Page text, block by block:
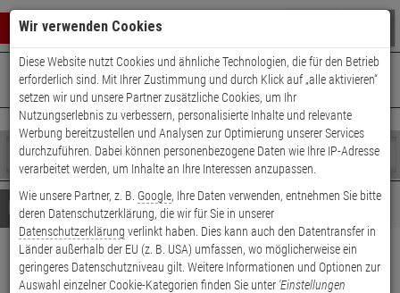
Warenkorb schließen
0 ARTIKEL IM WARENKORB
Ihr Warenkorb ist momentan leer.
Ergebnisse ()
Shop
durchsuchen
Bitte
geben
Sie
mindestens
Zeichen
ein,
Es
wurde
noch
Kategorien
Suche
gestartet
+49 (0)821 899 493-0Mo. - Do.: 8:00 - 16:30 | Fr.: 8:00 - 14:00 Uhr
Kontaktservice nutzen
Details Beratung
ABUS Türzylinder E30NP
Wir verwenden Cookies
Diese Website nutzt Cookies und ähnliche Technologien, die für den Betrieb
erforderlich sind. Mit Ihrer Zustimmung und durch Klick auf „alle aktivieren“
setzen wir und unsere Partner zusätzliche Cookies, um Ihr
Nutzungserlebnis zu verbessern, personalisierte Inhalte und relevante
Werbung bereitzustellen und Analysen zur Optimierung unserer Services
durchzuführen. Dabei können personenbezogene Daten wie Ihre IP-Adresse
verarbeitet werden, um Inhalte an Ihre Interessen anzupassen.
Wie unsere Partner, z. B. Google, Ihre Daten verwenden, entnehmen Sie bitte
deren Datenschutzerklärung, die wir für Sie in unserer
Datenschutzerklärung verlinkt haben. Dies kann auch den Datentransfer in
Länder außerhalb der EU (z. B. USA) umfassen, wo möglicherweise ein
geringeres Datenschutzniveau gilt. Weitere Informationen und Optionen zur
Auswahl einzelner Cookie-Kategorien finden Sie unter 'Einstellungen